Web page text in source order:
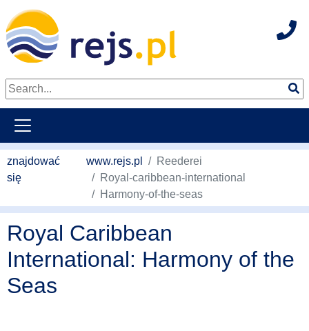
znajdować
się
www.rejs.pl
Reederei
Royal-caribbean-international
Harmony-of-the-seas
Royal Caribbean
International: Harmony of the
Seas